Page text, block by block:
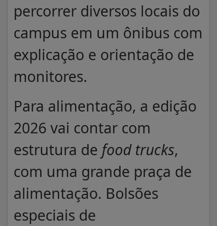
percorrer diversos locais do
campus em um ônibus com
explicação e orientação de
monitores.
Para alimentação, a edição
2026 vai contar com
estrutura de food trucks,
com uma grande praça de
alimentação. Bolsões
especiais de